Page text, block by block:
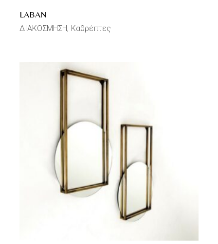
LABAN
ΔΙΑΚΟΣΜΗΣΗ Καθρέπτες